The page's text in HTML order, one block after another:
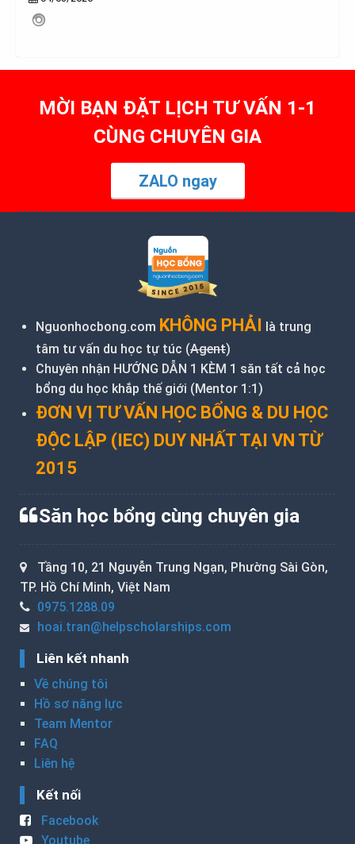
MỜI BẠN ĐẶT LỊCH TƯ VẤN 1-1
CÙNG CHUYÊN GIA
ZALO ngay
Nguonhocbong.com KHÔNG PHẢI là trung
tâm tư vấn du học tự túc (Agent)
Chuyên nhận HƯỚNG DẪN 1 KÈM 1 săn tất cả học
bổng du học khắp thế giới (Mentor 1:1)
ĐƠN VỊ TƯ VẤN HỌC BỔNG & DU HỌC
ĐỘC LẬP (IEC) DUY NHẤT TẠI VN TỪ
2015
Săn học bổng cùng chuyên gia
Tầng 10, 21 Nguyễn Trung Ngạn, Phường Sài Gòn,
TP. Hồ Chí Minh, Việt Nam
0975.1288.09
hoai.tran@helpscholarships.com
Liên kết nhanh
Về chúng tôi
Hồ sơ năng lực
Team Mentor
FAQ
Liên hệ
Kết nối
Facebook
Youtube